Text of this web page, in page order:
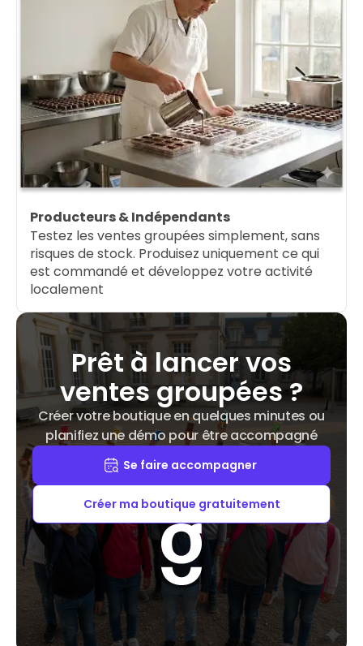
Producteurs & Indépendants
Testez les ventes groupées simplement, sans
risques de stock. Produisez uniquement ce qui
est commandé et développez votre activité
localement
Prêt à lancer vos
ventes groupées ?
Créer votre boutique en quelques minutes ou
planifiez une démo pour être accompagné
Se faire accompagner
Créer ma boutique gratuitement